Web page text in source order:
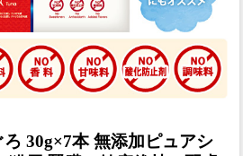
30g×7本 無添加ピュアシ